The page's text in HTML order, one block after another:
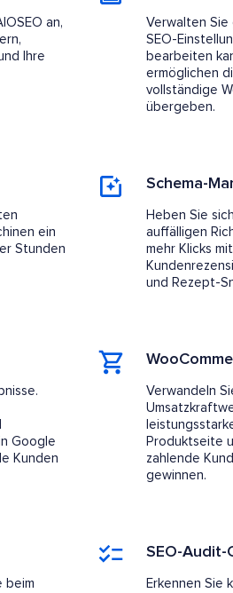
an,
Ihre
Verwalten Sie
SEO-
bearbeiten
ermöglichen
vollständige
übergeben.
ein
Stunden
Schema-
Heben Sie
auffälligen
mehr Klicks
und Rezept-
Google
Kunden
Verwandeln
Produktseite
zahlende
gewinnen.
beim
SEO-Audit-
Erkennen Sie